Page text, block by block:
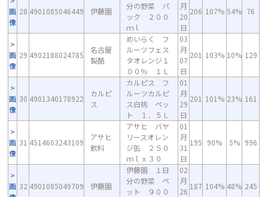
画
像
28 4901085046449 伊藤園
分の野菜 パ
ック ２００
ｍｌ
月
20
日
206 107% 54% 76
画
像
29 4902188024785
名古屋
製酪
めいらく フ
ルーツフェス
タオレンジ１
００％ １Ｌ
03
月
07
日
201 103% 10% 129
画
像
30 4901340178922
カルピ
ス
カルピス フ
ルーツカルピ
ス白桃 ペッ
ト １．５Ｌ
01
月
29
日
201 101% 23% 161
画
像
31 4514603243109
アサヒ
飲料
アサヒ バヤ
リースオレン
ジ缶 ２５０
ｍｌｘ３０
01
月
31
日
195 90% 5% 996
画 32 4901085049709 伊藤園
伊藤園 １日
分の野菜 ペ
ット ９００
02
月
26
187 104% 48% 245